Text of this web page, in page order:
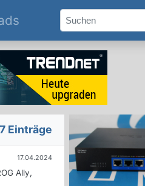
Einträge
17.04.2024
Ally,